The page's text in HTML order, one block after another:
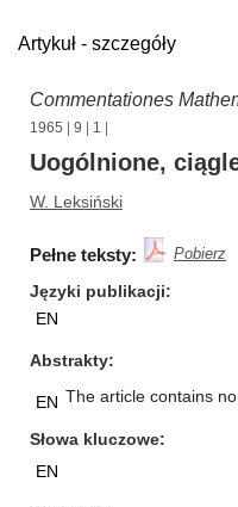
Artykuł - szczegóły
Commentationes
1965 9 1
Uogólnione,
W. Leksiński
Pełne teksty: Pobierz
Języki publikacji
EN
Abstrakty
EN The article contains
Słowa kluczowe
EN